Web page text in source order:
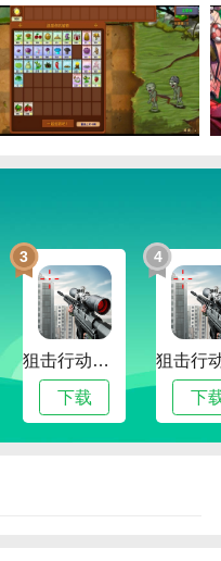
在战斗中帮助植物们
共同抵御强大的僵尸
是一款根据PVZ植物大
可以自定义融合多个植
杂交版的那种属性机
行可以自己来选择性融
玩法
将普通植物进行种
融合对象的格子上;
3
狙击行动代号猎鹰最新版
下载
4
下